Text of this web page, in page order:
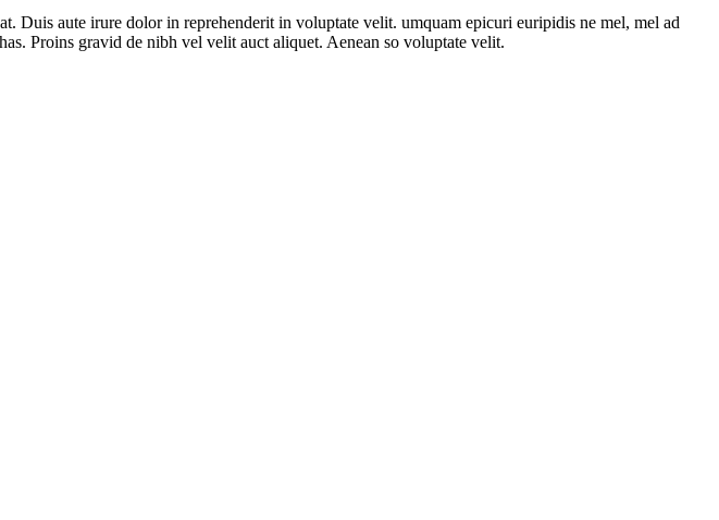
Duis aute irure dolor in reprehenderit in voluptate velit. umquam epicuri euripidis ne mel, mel ad
Proins gravid de nibh vel velit auct aliquet. Aenean so voluptate velit.